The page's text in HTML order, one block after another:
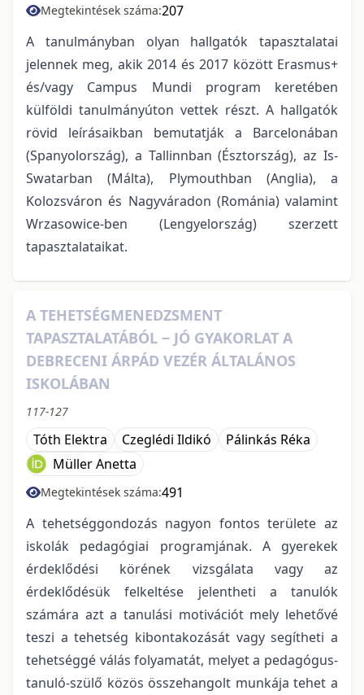
Megtekintések száma:207
A tanulmányban olyan hallgatók tapasztalatai
jelennek meg, akik 2014 és 2017 között Erasmus+
és/vagy Campus Mundi program keretében
külföldi tanulmányúton vettek részt. A hallgatók
rövid leírásaikban bemutatják a Barcelonában
(Spanyolország), a Tallinnban (Észtország), az Is-
Swatarban (Málta), Plymouthban (Anglia), a
Kolozsváron és Nagyváradon (Románia) valamint
Wrzasowice-ben (Lengyelország) szerzett
tapasztalataikat.
A TEHETSÉGMENEDZSMENT
TAPASZTALATÁBÓL ‒ JÓ GYAKORLAT A
DEBRECENI ÁRPÁD VEZÉR ÁLTALÁNOS
ISKOLÁBAN
117-127
Tóth Elektra Czeglédi Ildikó
Pálinkás Réka
Müller Anetta
Megtekintések száma:491
A tehetséggondozás nagyon fontos területe az
iskolák pedagógiai programjának. A gyerekek
érdeklődési körének vizsgálata vagy az
érdeklődésük felkeltése jelentheti a tanulók
számára azt a tanulási motivációt mely lehetővé
teszi a tehetség kibontakozását vagy segítheti a
tehetséggé válás folyamatát, melyet a pedagógus-
tanuló-szülő közös összehangolt munkája tehet a